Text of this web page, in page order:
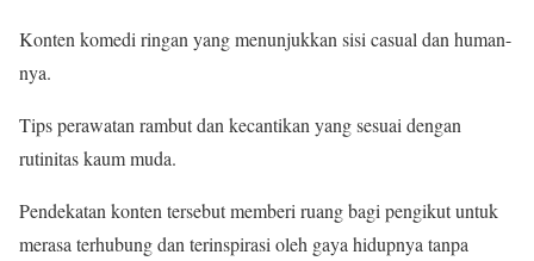
Konten komedi ringan yang menunjukkan sisi casual dan human-
nya.
Tips perawatan rambut dan kecantikan yang sesuai dengan
rutinitas kaum muda.
Pendekatan konten tersebut memberi ruang bagi pengikut untuk
merasa terhubung dan terinspirasi oleh gaya hidupnya tanpa